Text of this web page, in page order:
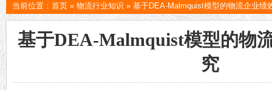
当前位置： 首页 » 物流行业知识 » 基于DEA-Malmquist模型的物流企业绩
基于DEA-Malmquist模型的物
究